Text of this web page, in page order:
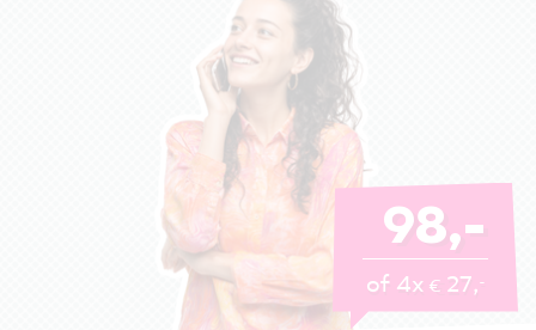
98,-
of 4x € 27,-